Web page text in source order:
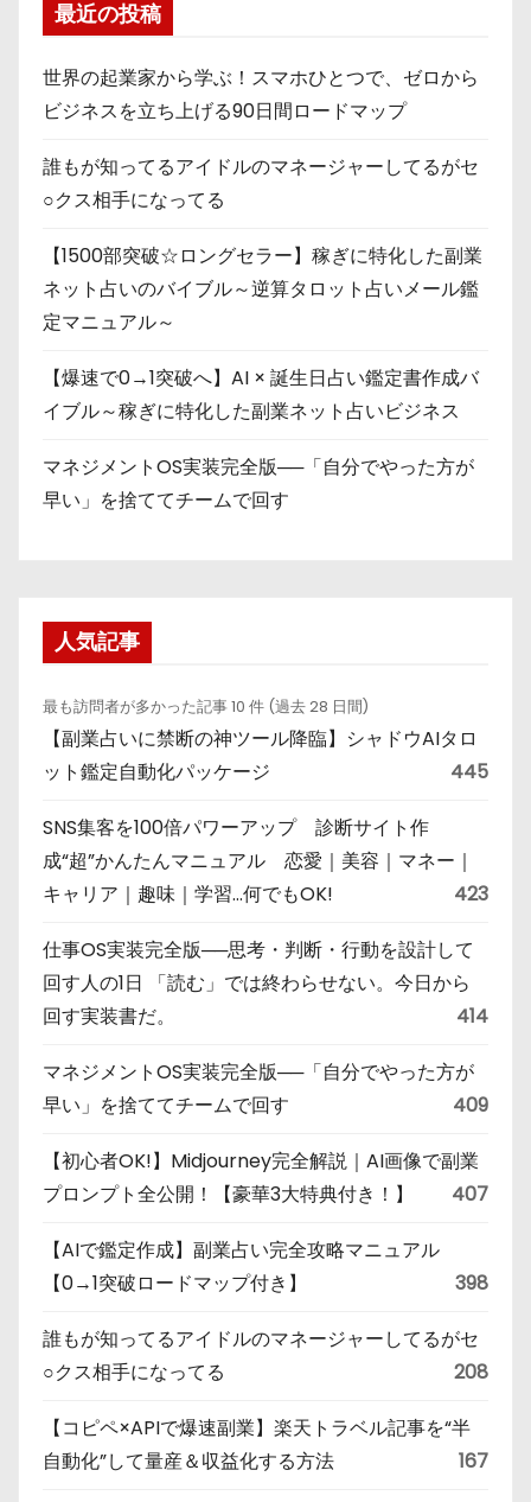
最近の投稿
世界の起業家から学ぶ！スマホひとつで、ゼロから
ビジネスを立ち上げる90日間ロードマップ
誰もが知ってるアイドルのマネージャーしてるがセ
○クス相手になってる
【1500部突破☆ロングセラー】稼ぎに特化した副業
ネット占いのバイブル～逆算タロット占いメール鑑
定マニュアル～
【爆速で0→1突破へ】AI × 誕生日占い鑑定書作成バ
イブル～稼ぎに特化した副業ネット占いビジネス
マネジメントOS実装完全版──「自分でやった方が
早い」を捨ててチームで回す
人気記事
最も訪問者が多かった記事 10 件 (過去 28 日間)
【副業占いに禁断の神ツール降臨】シャドウAIタロ
ット鑑定自動化パッケージ
445
SNS集客を100倍パワーアップ 診断サイト作
成“超”かんたんマニュアル 恋愛｜美容｜マネー｜
キャリア｜趣味｜学習…何でもOK!
423
仕事OS実装完全版──思考・判断・行動を設計して
回す人の1日 「読む」では終わらせない。今日から
回す実装書だ。
414
マネジメントOS実装完全版──「自分でやった方が
早い」を捨ててチームで回す
409
【初心者OK!】Midjourney完全解説｜AI画像で副業
プロンプト全公開！【豪華3大特典付き！】
407
【AIで鑑定作成】副業占い完全攻略マニュアル
【0→1突破ロードマップ付き】
398
誰もが知ってるアイドルのマネージャーしてるがセ
○クス相手になってる
208
【コピペ×APIで爆速副業】楽天トラベル記事を“半
自動化”して量産＆収益化する方法
167